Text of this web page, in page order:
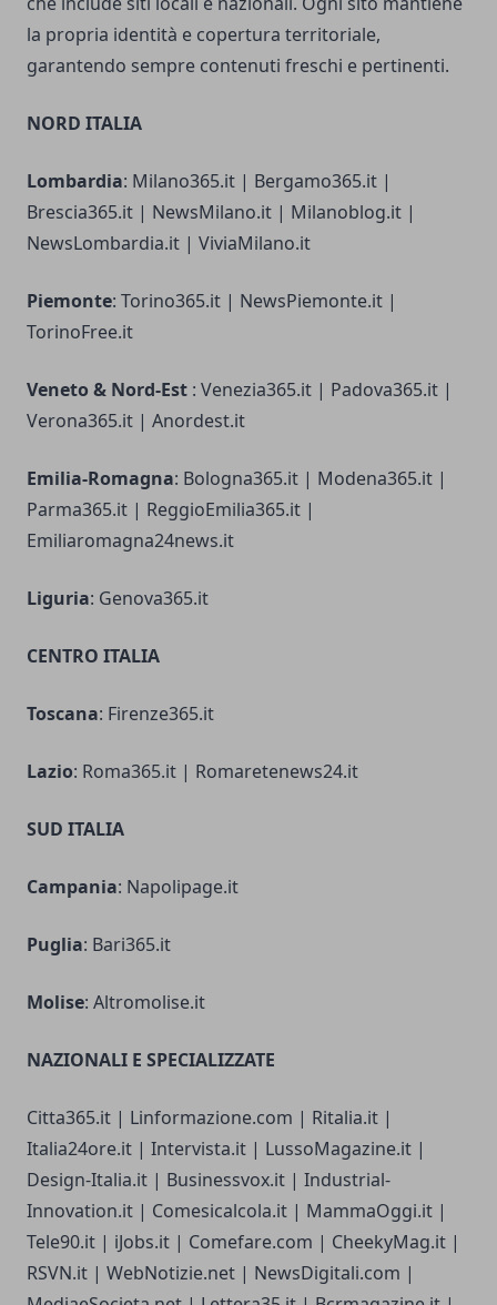
la propria identità e copertura territoriale,
garantendo sempre contenuti freschi e pertinenti.
NORD ITALIA
Lombardia: Milano365.it | Bergamo365.it |
Brescia365.it | NewsMilano.it | Milanoblog.it |
NewsLombardia.it | ViviaMilano.it
Piemonte: Torino365.it | NewsPiemonte.it |
TorinoFree.it
Veneto & Nord-Est : Venezia365.it | Padova365.it |
Verona365.it | Anordest.it
Emilia-Romagna: Bologna365.it | Modena365.it |
Parma365.it | ReggioEmilia365.it |
Emiliaromagna24news.it
Liguria: Genova365.it
CENTRO ITALIA
Toscana: Firenze365.it
Lazio: Roma365.it | Romaretenews24.it
SUD ITALIA
Campania: Napolipage.it
Puglia: Bari365.it
Molise: Altromolise.it
NAZIONALI E SPECIALIZZATE
Citta365.it | Linformazione.com | Ritalia.it |
Italia24ore.it | Intervista.it | LussoMagazine.it |
Design-Italia.it | Businessvox.it | Industrial-
Innovation.it | Comesicalcola.it | MammaOggi.it |
Tele90.it | iJobs.it | Comefare.com | CheekyMag.it |
RSVN.it | WebNotizie.net | NewsDigitali.com |